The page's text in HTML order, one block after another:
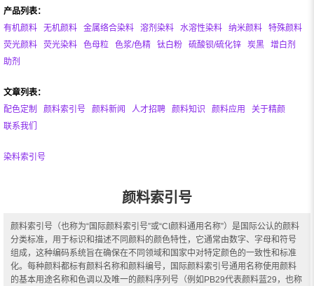
产品列表：
有机颜料
无机颜料 金属络合染料 溶剂染料 水溶性染料 纳米颜料
特殊颜料
荧光颜料
荧光染料 色母粒 色浆/色精 钛白粉 硫酸钡/硫化锌 炭黑
增白剂
助剂
文章列表：
配色定制
颜料索引号 颜料新闻 人才招聘 颜料知识 颜料应用
关于精颜
联系我们
染料索引号
颜料索引号
颜料索引号（也称为“国际颜料索引号”或“CI颜料通用名称”）是国际公认的颜料
分类标准，用于标识和描述不同颜料的颜色特性，它通常由数字、字母和符号
组成，这种编码系统旨在确保在不同领域和国家中对特定颜色的一致性和标准
化。每种颜料都标有颜料名称和颜料编号，国际颜料索引号通用名称使用颜料
的基本用途名称和色调以及唯一的颜料序列号（例如PB29代表颜料蓝29，也称